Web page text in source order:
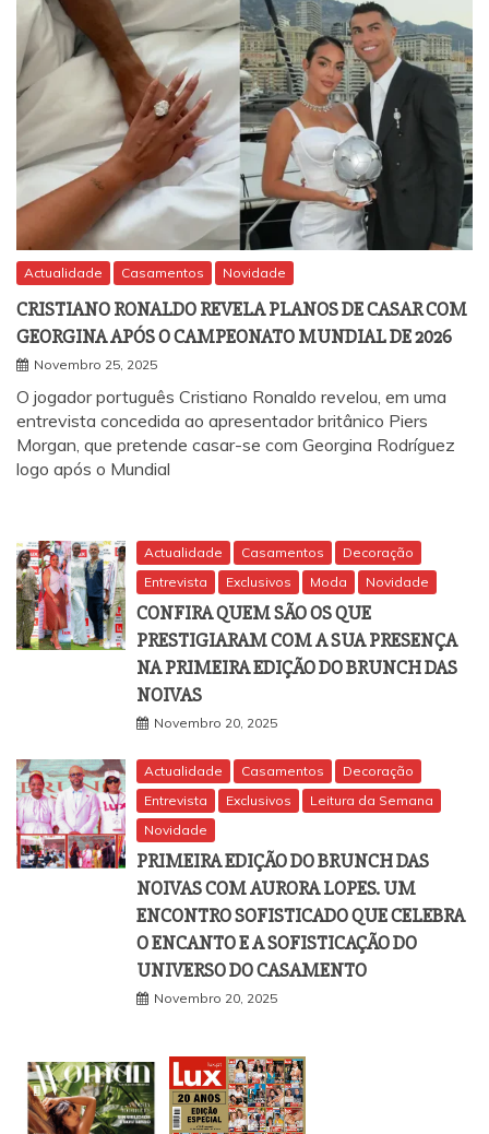
Actualidade Casamentos Novidade
CRISTIANO RONALDO REVELA PLANOS DE CASAR COM
GEORGINA APÓS O CAMPEONATO MUNDIAL DE 2026
Novembro 25, 2025
O jogador português Cristiano Ronaldo revelou, em uma
entrevista concedida ao apresentador britânico Piers
Morgan, que pretende casar-se com Georgina Rodríguez
logo após o Mundial
Actualidade Casamentos
Decoração
Entrevista
Exclusivos Moda Novidade
CONFIRA QUEM SÃO OS QUE
PRESTIGIARAM COM A SUA PRESENÇA
NA PRIMEIRA EDIÇÃO DO BRUNCH DAS
NOIVAS
Novembro 20, 2025
Actualidade Casamentos
Decoração
Entrevista
Exclusivos
Leitura da Semana
Novidade
PRIMEIRA EDIÇÃO DO BRUNCH DAS
NOIVAS COM AURORA LOPES. UM
ENCONTRO SOFISTICADO QUE CELEBRA
O ENCANTO E A SOFISTICAÇÃO DO
UNIVERSO DO CASAMENTO
Novembro 20, 2025